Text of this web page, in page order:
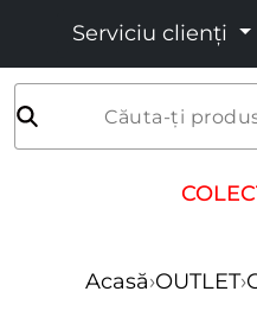
Serviciu clienți
Căuta-ți
Acasă›OUTLET›